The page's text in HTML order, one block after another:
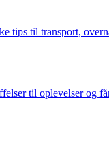
tips til transport,
til oplevelser og